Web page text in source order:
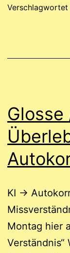
Verschlagwortet
Glosse
KI ->
Montag hier
Verständnis“